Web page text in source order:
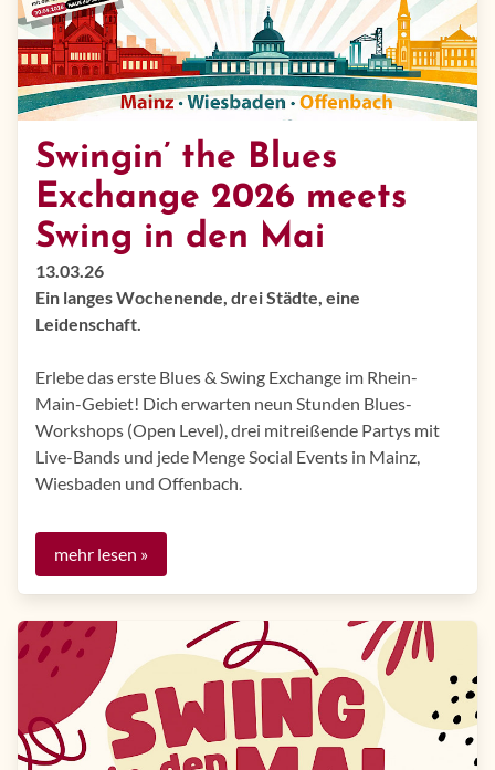
Swingin’ the Blues
Exchange 2026 meets
Swing in den Mai
13.03.26
Ein langes Wochenende, drei Städte, eine
Leidenschaft.
Erlebe das erste Blues & Swing Exchange im Rhein-
Main-Gebiet! Dich erwarten neun Stunden Blues-
Workshops (Open Level), drei mitreißende Partys mit
Live-Bands und jede Menge Social Events in Mainz,
Wiesbaden und Offenbach.
mehr lesen »